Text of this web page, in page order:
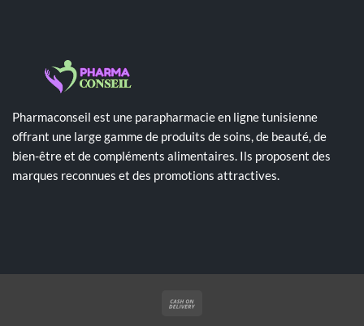
Pharmaconseil est une parapharmacie en ligne tunisienne
offrant une large gamme de produits de soins, de beauté, de
bien-être et de compléments alimentaires. Ils proposent des
marques reconnues et des promotions attractives.